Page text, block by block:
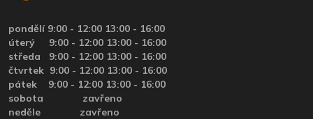
pondělí 9:00 - 12:00 13:00 - 16:00
úterý 9:00 - 12:00 13:00 - 16:00
středa 9:00 - 12:00 13:00 - 16:00
čtvrtek 9:00 - 12:00 13:00 - 16:00
pátek 9:00 - 12:00 13:00 - 16:00
sobota zavřeno
neděle zavřeno